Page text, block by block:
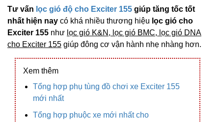
Tư vấn lọc gió độ cho Exciter 155 giúp tăng tốc tốt
nhất hiện nay có khá nhiều thương hiệu lọc gió cho
Exciter 155 như lọc gió K&N, lọc gió BMC, lọc gió DNA
cho Exciter 155 giúp đông cơ vận hành nhẹ nhàng hơn.
Xem thêm
Tổng hợp phụ tùng đồ chơi xe Exciter 155
mới nhất
Tổng hợp phuộc xe mới nhất cho